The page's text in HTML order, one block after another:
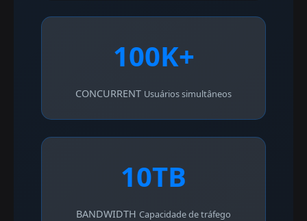
100K+
CONCURRENT Usuários simultâneos
10TB
BANDWIDTH Capacidade de tráfego